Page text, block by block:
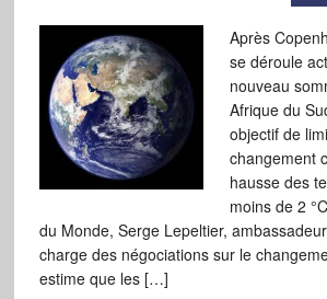
Après
se déroule
nouveau
Afrique du
objectif de
changement
hausse des
moins de 2
du Monde, Serge Lepeltier,
charge des négociations sur le
estime que les […]